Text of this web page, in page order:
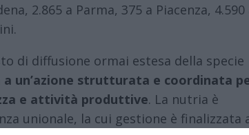
2.865 a Parma, 375 a Piacenza, 4.590
di diffusione ormai estesa della specie
a un’azione strutturata e coordinata
e attività produttive. La nutria è
unionale, la cui gestione è finalizzata